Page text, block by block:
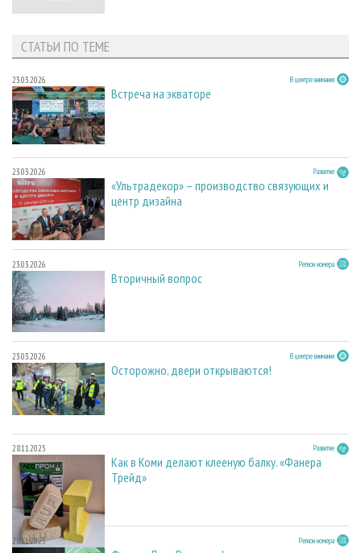
СТАТЬИ ПО ТЕМЕ
23.03.2026 В центре внимания
Встреча на экваторе
23.03.2026 Развитие
«Ультрадекор» – производство связующих и
центр дизайна
23.03.2026 Регион номера
Вторичный вопрос
23.03.2026 В центре внимания
Осторожно, двери открываются!
28.11.2025 Развитие
Как в Коми делают клееную балку. «Фанера
Трейд»
28.11.2025 Регион номера